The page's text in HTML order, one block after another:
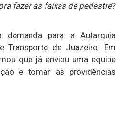
fazer as faixas de pedestre?
demanda para a Autarquia
Transporte de Juazeiro. Em
que já enviou uma equipe
e tomar as providências